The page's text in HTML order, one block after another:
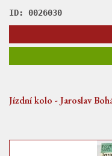
ID: 0026030
Jízdní kolo - Jaroslav